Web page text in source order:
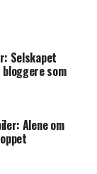
Selskapet
som
Alene om